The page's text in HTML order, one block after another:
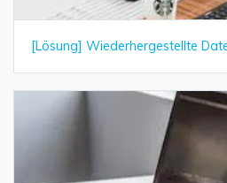
[Lösung] Wiederhergestellte